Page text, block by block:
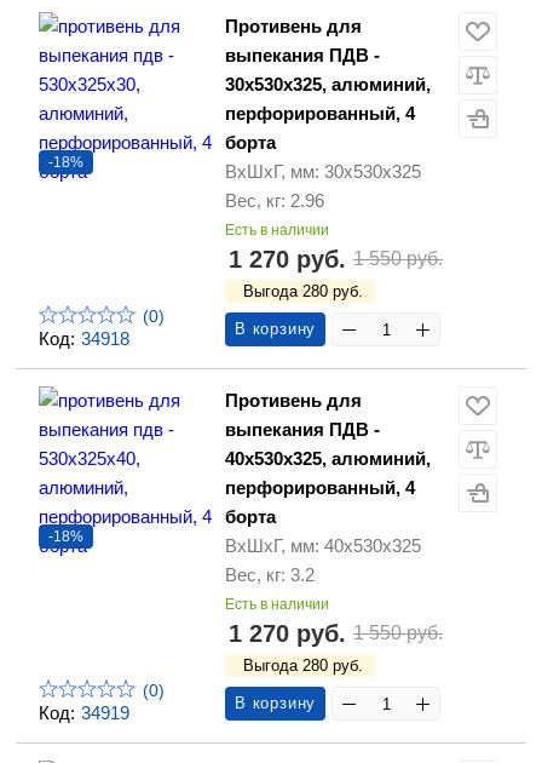
Код: 34918
-18%
(0)
Противень для
выпекания ПДВ -
30х530х325, алюминий,
перфорированный, 4
борта
ВхШхГ, мм: 30х530х325
Вес, кг: 2.96
Есть в наличии
1 270 руб. 1 550 руб.
Выгода 280 руб.
В корзину
Код: 34919
-18%
(0)
Противень для
выпекания ПДВ -
40х530х325, алюминий,
перфорированный, 4
борта
ВхШхГ, мм: 40х530х325
Вес, кг: 3.2
Есть в наличии
1 270 руб. 1 550 руб.
Выгода 280 руб.
В корзину